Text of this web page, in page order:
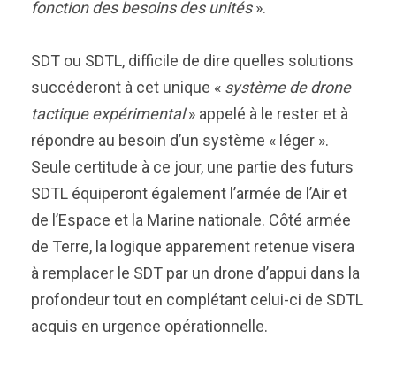
fonction des besoins des unités».
SDT ou SDTL, difficile de dire quelles solutions
succéderont à cet unique « système de drone
tactique expérimental» appelé à le rester et à
répondre au besoin d’un système « léger ».
Seule certitude à ce jour, une partie des futurs
SDTL équiperont également l’armée de l’Air et
de l’Espace et la Marine nationale. Côté armée
de Terre, la logique apparement retenue visera
à remplacer le SDT par un drone d’appui dans la
profondeur tout en complétant celui-ci de SDTL
acquis en urgence opérationnelle.